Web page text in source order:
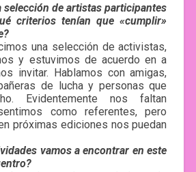
selección de artistas participantes
criterios tenían que «cumplir»
una selección de activistas,
y estuvimos de acuerdo en a
invitar. Hablamos con amigas,
de lucha y personas que
Evidentemente nos faltan
como referentes, pero
próximas ediciones nos puedan
vamos a encontrar en este